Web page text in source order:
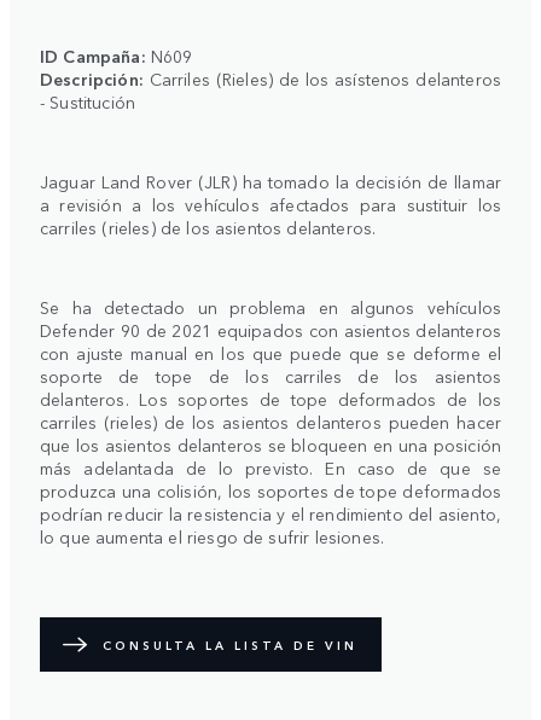
ID Campaña: N609
Descripción: Carriles (Rieles) de los asístenos delanteros
- Sustitución
Jaguar Land Rover (JLR) ha tomado la decisión de llamar
a revisión a los vehículos afectados para sustituir los
carriles (rieles) de los asientos delanteros.
Se ha detectado un problema en algunos vehículos
Defender 90 de 2021 equipados con asientos delanteros
con ajuste manual en los que puede que se deforme el
soporte de tope de los carriles de los asientos
delanteros. Los soportes de tope deformados de los
carriles (rieles) de los asientos delanteros pueden hacer
que los asientos delanteros se bloqueen en una posición
más adelantada de lo previsto. En caso de que se
produzca una colisión, los soportes de tope deformados
podrían reducir la resistencia y el rendimiento del asiento,
lo que aumenta el riesgo de sufrir lesiones.
CONSULTA LA LISTA DE VIN